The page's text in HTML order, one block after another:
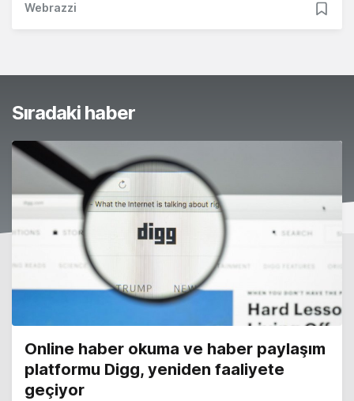
Webrazzi
Sıradaki haber
Online haber okuma ve haber paylaşım
platformu Digg, yeniden faaliyete
geçiyor